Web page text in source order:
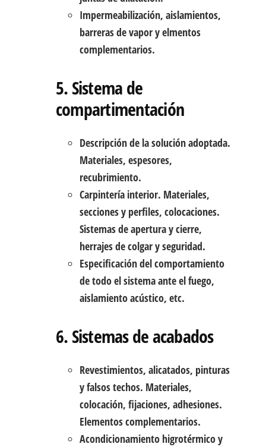
Impermeabilización, aislamientos,
barreras de vapor y elmentos
complementarios.
5. Sistema de
compartimentación
Descripción de la solución adoptada.
Materiales, espesores,
recubrimiento.
Carpintería interior. Materiales,
secciones y perfiles, colocaciones.
Sistemas de apertura y cierre,
herrajes de colgar y seguridad.
Especificación del comportamiento
de todo el sistema ante el fuego,
aislamiento acústico, etc.
6. Sistemas de acabados
Revestimientos, alicatados, pinturas
y falsos techos. Materiales,
colocación, fijaciones, adhesiones.
Elementos complementarios.
Acondicionamiento higrotérmico y